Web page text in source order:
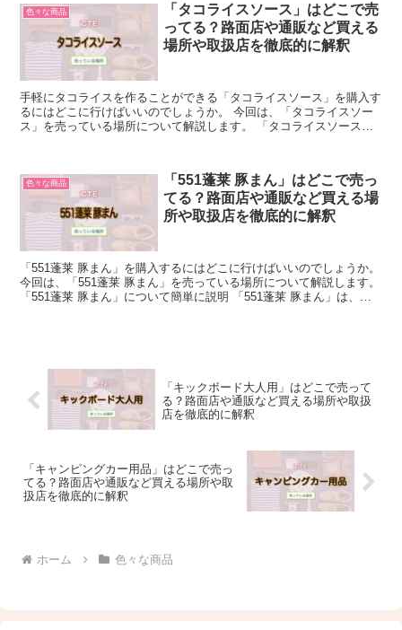
色々な商品
「タコライスソース」はどこで売
ってる？路面店や通販など買える
場所や取扱店を徹底的に解釈
手軽にタコライスを作ることができる「タコライスソース」を購入す
るにはどこに行けばいいのでしょうか。 今回は、「タコライスソー
ス」を売っている場所について解説します。 「タコライスソース」
色々な商品
「551蓬莱 豚まん」はどこで売っ
てる？路面店や通販など買える場
所や取扱店を徹底的に解釈
「551蓬莱 豚まん」を購入するにはどこに行けばいいのでしょうか。
今回は、「551蓬莱 豚まん」を売っている場所について解説します。
「551蓬莱 豚まん」について簡単に説明 「551蓬莱 豚まん」は、食
「キックボード大人用」はどこで売って
る？路面店や通販など買える場所や取扱
店を徹底的に解釈
「キャンピングカー用品」はどこで売っ
てる？路面店や通販など買える場所や取
扱店を徹底的に解釈
ホーム 色々な商品